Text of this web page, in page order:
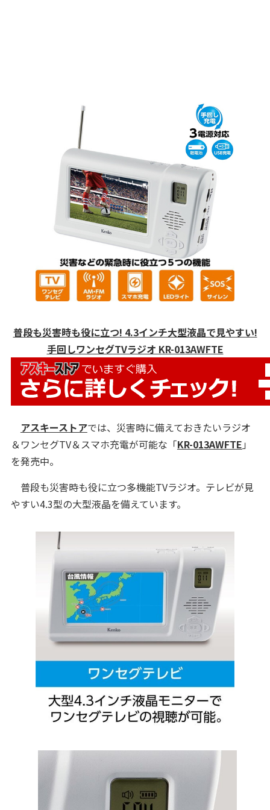
普段も災害時も役に立つ! 4.3インチ大型液晶で見やすい!
手回しワンセグTVラジオ KR-013AWFTE
アスキーストアでは、災害時に備えておきたいラジオ
＆ワンセグTV＆スマホ充電が可能な「KR-013AWFTE 」
を発売中。
普段も災害時も役に立つ多機能TVラジオ。テレビが見
やすい4.3型の大型液晶を備えています。